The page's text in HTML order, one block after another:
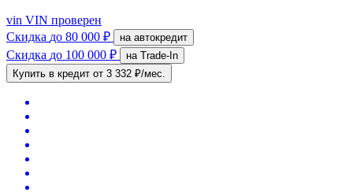
vin VIN проверен
Скидка до 80 000 ₽ на автокредит
Скидка до 100 000 ₽
на Trade-In
Купить в кредит от 3 332 ₽/мес.